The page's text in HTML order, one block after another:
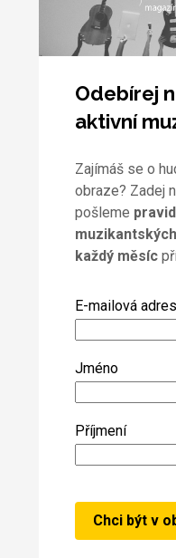
Odebírej
aktivní
Zajímáš se o
obraze? Zadej
pošleme
každý měsíc
E-mailová
Jméno
Příjmení